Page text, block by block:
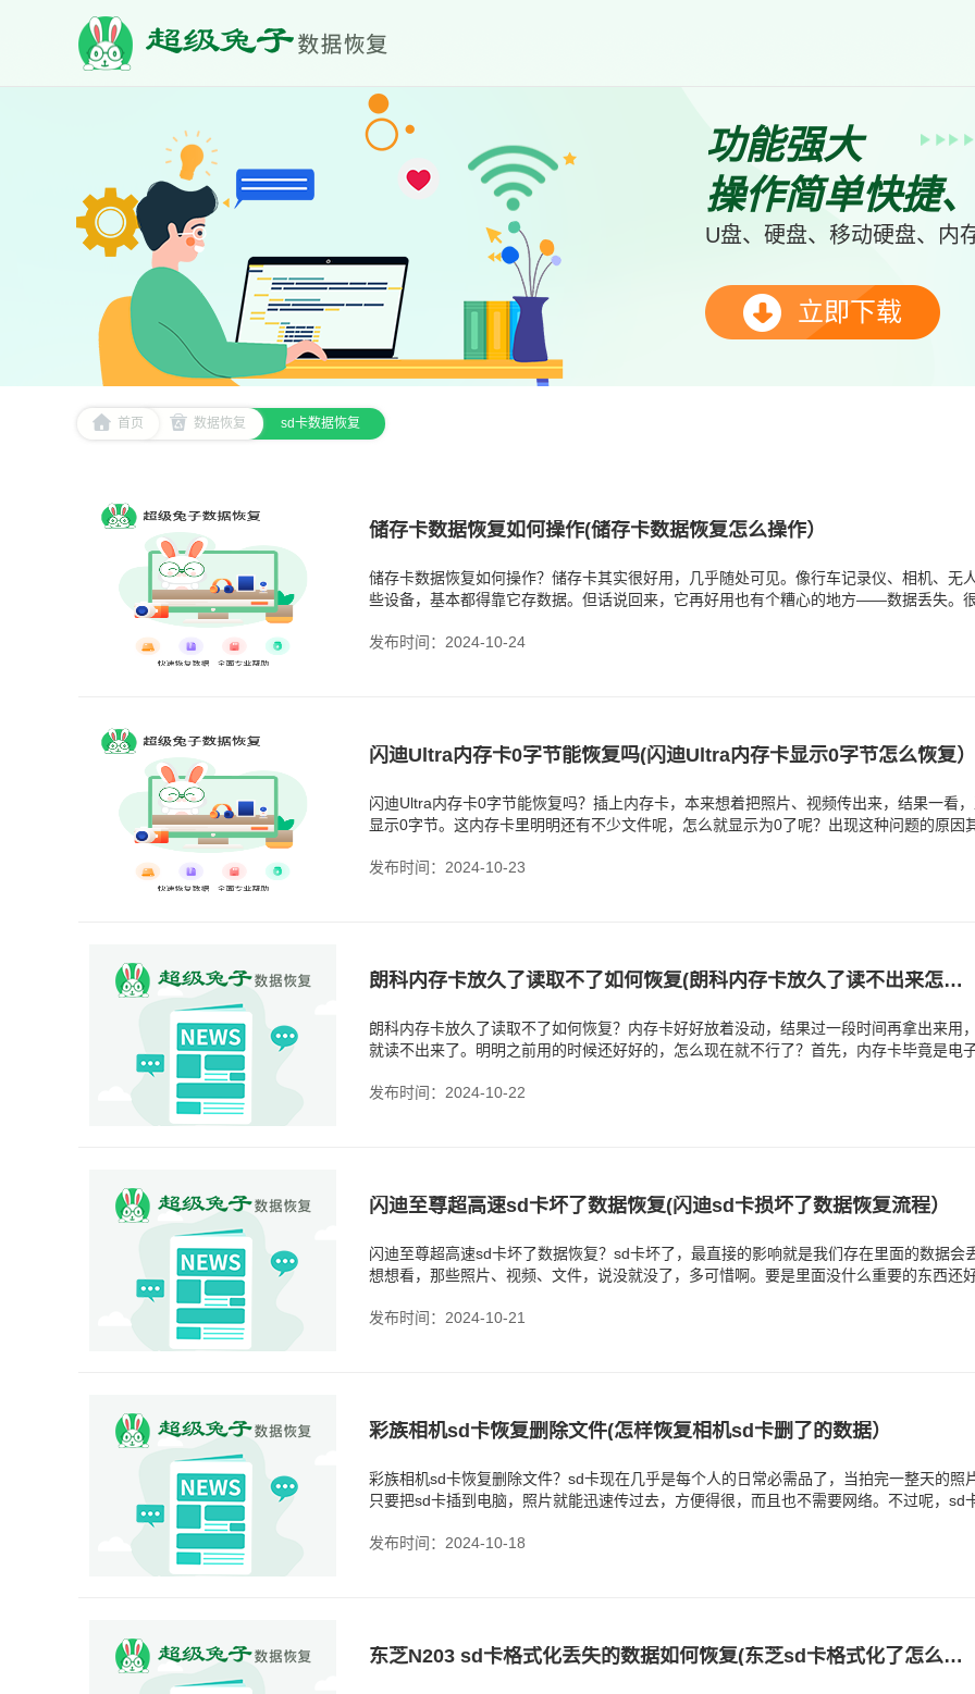
功能强大
操作简单快捷
U盘、硬盘、移动硬盘、内
立即下载
首页 数据恢复 sd卡数据恢复
储存卡数据恢复如何操作(储存卡数据恢复怎么操作）
储存卡数据恢复如何操作？储存卡其实很好用，几乎随处可见。像行车记录仪、相机、无
些设备，基本都得靠它存数据。但话说回来，它再好用也有个糟心的地方——数据丢失。很
发布时间：2024-10-24
闪迪Ultra内存卡0字节能恢复吗(闪迪Ultra内存卡显示0字节怎么恢复）
闪迪Ultra内存卡0字节能恢复吗？插上内存卡，本来想着把照片、视频传出来，结果一看
显示0字节。这内存卡里明明还有不少文件呢，怎么就显示为0了呢？出现这种问题的原因
发布时间：2024-10-23
朗科内存卡放久了读取不了如何恢复(朗科内存卡放久了读不出来怎么办）
朗科内存卡放久了读取不了如何恢复？内存卡好好放着没动，结果过一段时间再拿出来用
就读不出来了。明明之前用的时候还好好的，怎么现在就不行了？首先，内存卡毕竟是电
发布时间：2024-10-22
闪迪至尊超高速sd卡坏了数据恢复(闪迪sd卡损坏了数据恢复流程）
闪迪至尊超高速sd卡坏了数据恢复？sd卡坏了，最直接的影响就是我们存在里面的数据会
想想看，那些照片、视频、文件，说没就没了，多可惜啊。要是里面没什么重要的东西还好
发布时间：2024-10-21
彩族相机sd卡恢复删除文件(怎样恢复相机sd卡删了的数据）
彩族相机sd卡恢复删除文件？sd卡现在几乎是每个人的日常必需品了，当拍完一整天的照
只要把sd卡插到电脑，照片就能迅速传过去，方便得很，而且也不需要网络。不过呢，sd
发布时间：2024-10-18
东芝N203 sd卡格式化丢失的数据如何恢复(东芝sd卡格式化了怎么恢复数据)